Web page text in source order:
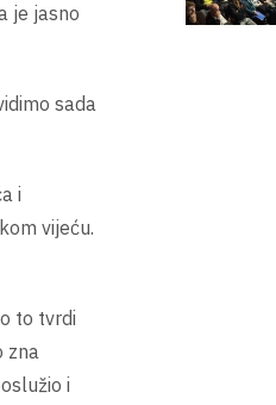
je jasno
sada
i
vijeću.
to tvrdi
zna
i